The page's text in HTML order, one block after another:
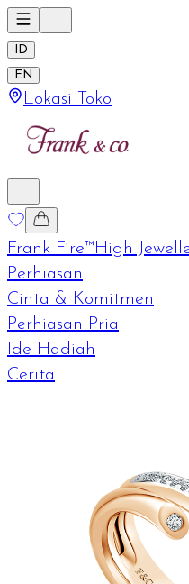
ID
EN
Lokasi Toko
Frank Fire™High
Perhiasan
Cinta & Komitmen
Perhiasan Pria
Ide Hadiah
Cerita